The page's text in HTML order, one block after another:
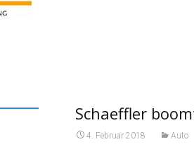
Schaeffler
4. Februar 2018 Auto